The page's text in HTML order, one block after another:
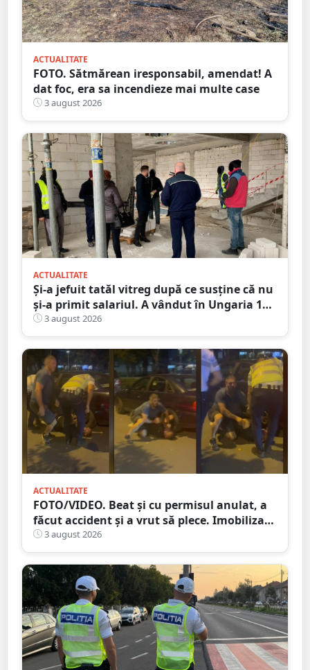
ACTUALITATE
FOTO. Sătmărean iresponsabil, amendat! A
dat foc, era sa incendieze mai multe case
3 august 2026
ACTUALITATE
Și-a jefuit tatăl vitreg după ce susține că nu
și-a primit salariul. A vândut în Ungaria 120
de role de vată și gresie de 7.000 de euro
3 august 2026
ACTUALITATE
FOTO/VIDEO. Beat și cu permisul anulat, a
făcut accident și a vrut să plece. Imobilizat
de trecători
3 august 2026